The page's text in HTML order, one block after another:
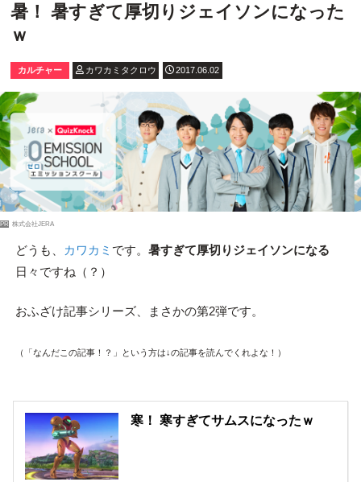
暑！ 暑すぎて厚切りジェイソンになった
ｗ
カルチャー カワカミタクロウ 2017.06.02
PR 株式会社JERA
どうも、 カワカミ です。 暑すぎて厚切りジェイソンになる
日々ですね（？）
おふざけ記事シリーズ、まさかの第2弾です。
（「なんだこの記事！？」という方は↓の記事を読んでくれよな！）
寒！ 寒すぎてサムスになったｗ